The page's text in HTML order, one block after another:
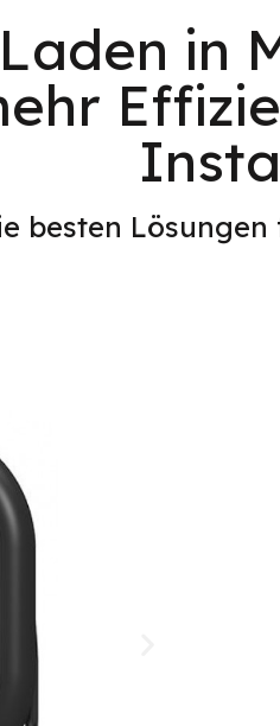
in
besten